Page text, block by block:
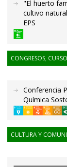
"El huerto
cultivo
EPS
CONGRESOS,
Conferencia
Química
CULTURA Y